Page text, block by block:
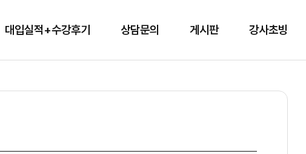
대입실적+수강후기 상담문의 게시판 강사초빙